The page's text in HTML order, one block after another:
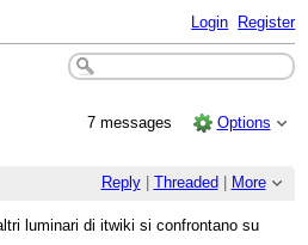
Login Register
7 messages Options
Reply| Threaded More
luminari di itwiki si confrontano su